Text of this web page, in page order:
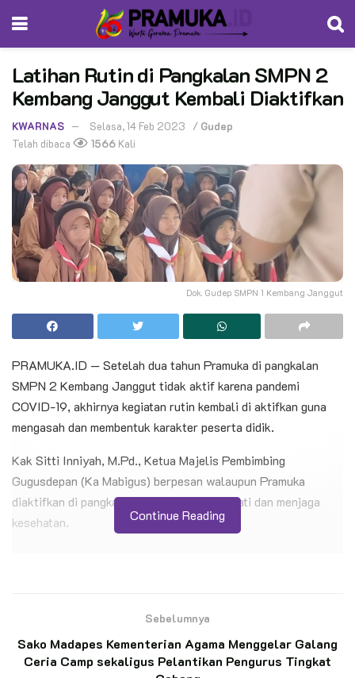
Latihan Rutin di Pangkalan SMPN 2
Kembang Janggut Kembali Diaktifkan
KWARNAS Selasa, 14 Feb 2023 / Gudep
Telah dibaca
1566 Kali
Dok. Gudep SMPN 1 Kembang Janggut
PRAMUKA.ID — Setelah dua tahun Pramuka di pangkalan
SMPN 2 Kembang Janggut tidak aktif karena pandemi
COVID-19, akhirnya kegiatan rutin kembali di aktifkan guna
mengasah dan membentuk karakter peserta didik.
Kak Sitti Inniyah, M.Pd., Ketua Majelis Pembimbing
Gugusdepan (Ka Mabigus) berpesan walaupun Pramuka
diaktifkan di pangkalan, tetap harus hati-hati dan menjaga
kesehatan.
Kairo, Pensosbud KBRI Kairo: “Ini Transfer
Ratusan Pramuka SMP N 4 Kedungbanteng
Continue Reading
Sebelumnya
Sako Madapes Kementerian Agama Menggelar Galang
Ceria Camp sekaligus Pelantikan Pengurus Tingkat